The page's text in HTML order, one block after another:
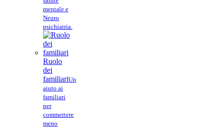
mentale e
Neuro
psichiatria.
Ruolo
dei
familiariUn
aiuto ai
familiari
per
commettere
meno